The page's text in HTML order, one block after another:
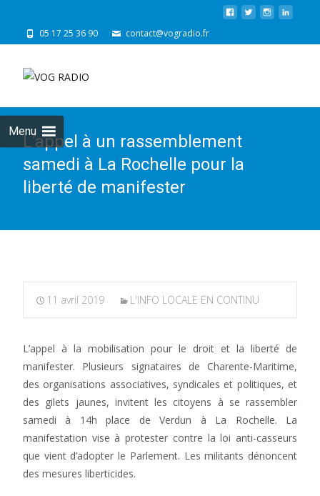
05 17 25 36 90 contact@vogradio.fr
Menu
L’appel à un rassemblement
samedi à La Rochelle pour la
liberté de manifester
11 avril 2019 L'INFO LOCALE EN CONTINU
L’appel à la mobilisation pour le droit et la liberté de
manifester. Plusieurs signataires de Charente-Maritime,
des organisations associatives, syndicales et politiques, et
des gilets jaunes, invitent les citoyens à se rassembler
samedi à 14h place de Verdun à La Rochelle. La
manifestation vise à protester contre la loi anti-casseurs
que vient d’adopter le Parlement. Les militants dénoncent
des mesures liberticides.